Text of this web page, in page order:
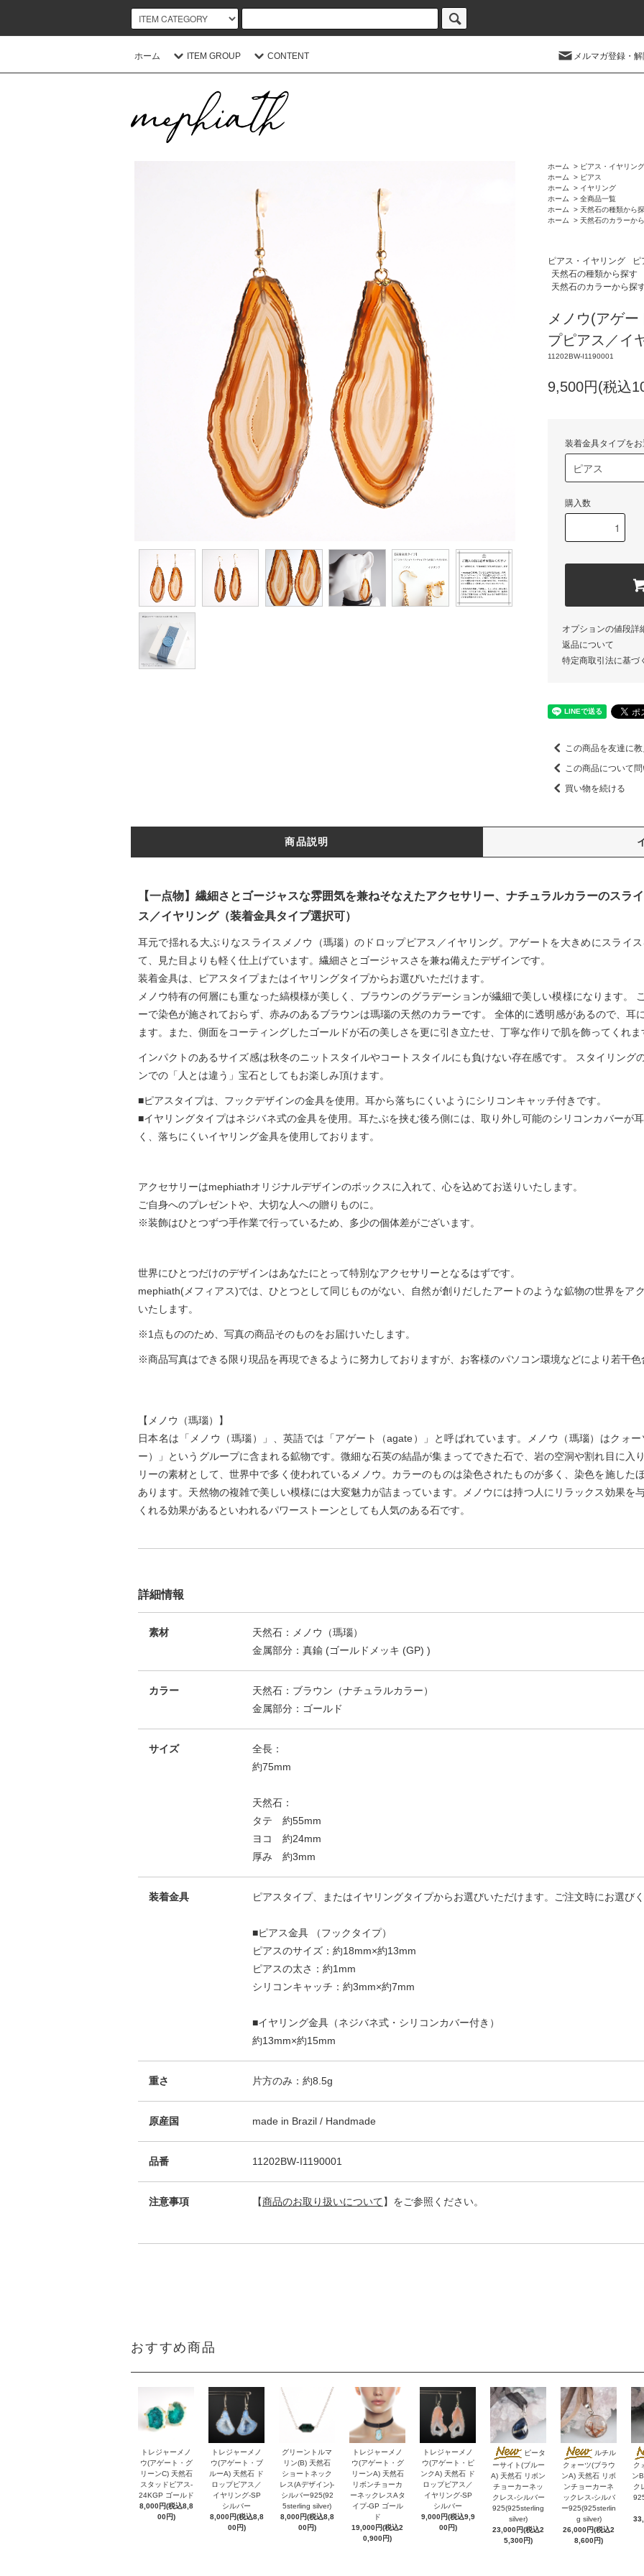
ホーム ITEM GROUP CONTENT メルマガ登録・
ホーム > ピアス・イヤリング
ホーム
> ピアス
ホーム
> イヤリング
ホーム
> 全商品一覧
ホーム
> 天然石の種類から
ホーム
> 天然石のカラーか
ピアス・イヤリング ピ
天然石の種類から探す
天然石のカラーから探
メノウ(アゲ
プピアス／イ
11202BW-I1190001
9,500円(税込
装着金具タイプを
購入数
オプションの値段詳
返品について
特定商取引法に基づ
この商品を友達に教
この商品について
買い物を続ける
商品説明
【一点物】繊細さとゴージャスな雰囲気を兼ねそなえたアクセサリー、ナチュラルカラーのスラ
ス／イヤリング（装着金具タイプ選択可）
耳元で揺れる大ぶりなスライスメノウ（瑪瑙）のドロップピアス／イヤリング。アゲートを大きめにスライ
て、見た目よりも軽く仕上げています。繊細さとゴージャスさを兼ね備えたデザインです。
装着金具は、ピアスタイプまたはイヤリングタイプからお選びいただけます。
メノウ特有の何層にも重なった縞模様が美しく、ブラウンのグラデーションが繊細で美しい模様になります。
ーで染色が施されておらず、赤みのあるブラウンは瑪瑙の天然のカラーです。 全体的に透明感があるので、耳
ます。また、側面をコーティングしたゴールドが石の美しさを更に引き立たせ、丁寧な作りで肌を飾ってくれま
インパクトのあるサイズ感は秋冬のニットスタイルやコートスタイルにも負けない存在感です。 スタイリング
ンでの「人とは違う」宝石としてもお楽しみ頂けます。
■ピアスタイプは、フックデザインの金具を使用。耳から落ちにくいようにシリコンキャッチ付きです。
■イヤリングタイプはネジバネ式の金具を使用。耳たぶを挟む後ろ側には、取り外し可能のシリコンカバーが
く、落ちにくいイヤリング金具を使用しております。
アクセサリーはmephiathオリジナルデザインのボックスに入れて、心を込めてお送りいたします。
ご自身へのプレゼントや、大切な人への贈りものに。
※装飾はひとつずつ手作業で行っているため、多少の個体差がございます。
世界にひとつだけのデザインはあなたにとって特別なアクセサリーとなるはずです。
mephiath(メフィアス)では、ひとつとして同じものがない、自然が創りだしたアートのような鉱物の世界をア
いたします。
※1点もののため、写真の商品そのものをお届けいたします。
※商品写真はできる限り現品を再現できるように努力しておりますが、お客様のパソコン環境などにより若干色
【メノウ（瑪瑙）】
日本名は「メノウ（瑪瑙）」、英語では「アゲート（agate）」と呼ばれています。メノウ（瑪瑙）はクォ
ー）」というグループに含まれる鉱物です。微細な石英の結晶が集まってできた石で、岩の空洞や割れ目に入
リーの素材として、世界中で多く使われているメノウ。カラーのものは染色されたものが多く、染色を施した
あります。天然物の複雑で美しい模様には大変魅力が詰まっています。メノウには持つ人にリラックス効果を
くれる効果があるといわれるパワーストーンとしても人気のある石です。
詳細情報
素材
天然石：メノウ（瑪瑙）
金属部分：真鍮 (ゴールドメッキ (GP) )
カラー
天然石：ブラウン（ナチュラルカラー）
金属部分：ゴールド
サイズ
全長：
約75mm
天然石：
タテ 約55mm
ヨコ 約24mm
厚み 約3mm
装着金具 ピアスタイプ、またはイヤリングタイプからお選びいただけます。ご注文時にお選びく
■ピアス金具 （フックタイプ）
ピアスのサイズ：約18mm×約13mm
ピアスの太さ：約1mm
シリコンキャッチ：約3mm×約7mm
■イヤリング金具（ネジバネ式・シリコンカバー付き）
約13mm×約15mm
重さ 片方のみ：約8.5g
原産国 made in Brazil / Handmade
品番 11202BW-I1190001
注意事項 【商品のお取り扱いについて】をご参照ください。
おすすめ商品
トレジャーメノ
ウ(アゲート・グ
リーンC) 天然石
スタッドピアス-
24KGP ゴールド
8,000円(税込8,8
00円)
トレジャーメノ
ウ(アゲート・ブ
ルーA) 天然石 ド
ロップピアス／
イヤリング-SP
シルバー
8,000円(税込8,8
00円)
グリーントルマ
リン(B) 天然石
ショートネック
レス(Aデザイン)-
シルバー925(92
5sterling silver)
8,000円(税込8,8
00円)
トレジャーメノ
ウ(アゲート・グ
リーンA) 天然石
リボンチョーカ
ーネックレスAタ
イプ-GP ゴール
ド
19,000円(税込2
0,900円)
トレジャーメノ
ウ(アゲート・ピ
ンクA) 天然石 ド
ロップピアス／
イヤリング-SP
シルバー
9,000円(税込9,9
00円)
ピータ
ーサイト(ブルー
A) 天然石 リボン
チョーカーネッ
クレス-シルバー
925(925sterling
silver)
23,000円(税込2
5,300円)
ルチル
クォーツ(ブラウ
ンA) 天然石 リボ
ンチョーカーネ
ックレス-シルバ
ー925(925sterlin
g silver)
26,000円(税込2
8,600円)
ク
ン
ク